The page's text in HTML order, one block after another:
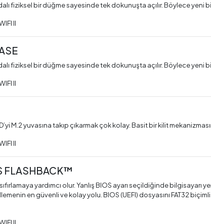
fiziksel bir düğme sayesinde tek dokunuşta açılır. Böylece
fiziksel bir düğme sayesinde tek dokunuşta açılır. Böylece
M.2 yuvasına takıp çıkarmak çok kolay. Basit bir kilit
FLASHBACK™
yardımcı olur. Yanlış BIOS ayarı seçildiğinde
en güvenli ve kolay yolu. BIOS (UEFI) dosyasını FAT32